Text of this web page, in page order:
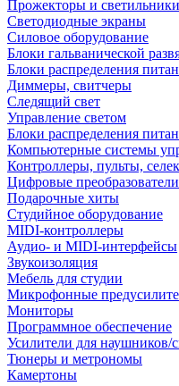
Прожекторы и светильники
Светодиодные экраны
Силовое оборудование
Блоки гальванической
Блоки распределения
Диммеры, свитчеры
Следящий свет
Управление светом
Блоки распределения
Компьютерные системы
Контроллеры, пульты,
Цифровые преобразователи
Подарочные хиты
Студийное оборудование
MIDI-контроллеры
Аудио- и MIDI-интерфейсы
Звукоизоляция
Мебель для студии
Микрофонные
Мониторы
Программное обеспечение
Усилители для наушников/
Тюнеры и метрономы
Камертоны